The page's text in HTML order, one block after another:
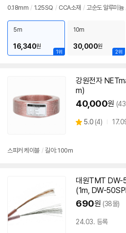
0.18mm / 1.25SQ / CCA소재 / 고순도 알루미늄
1위
5m
16,340원
2위
10m
30,000원
강원전자
m)
40,000원
별
5.0 (상
4)
스피커 케이블 / 길이: 100m
대원TMT DW-
(1m, DW-
690원 (38몰)
24.03. 등록